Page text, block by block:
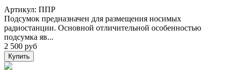
Артикул: ППР
Подсумок предназначен для размещения носимых
радиостанции. Основной отличительной особенностью
подсумка яв...
2 500 руб
Купить